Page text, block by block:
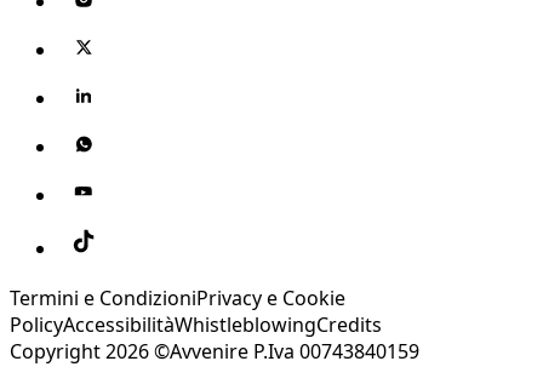
Termini e CondizioniPrivacy e Cookie
PolicyAccessibilitàWhistleblowingCredits
Copyright 2026 ©Avvenire P.Iva 00743840159